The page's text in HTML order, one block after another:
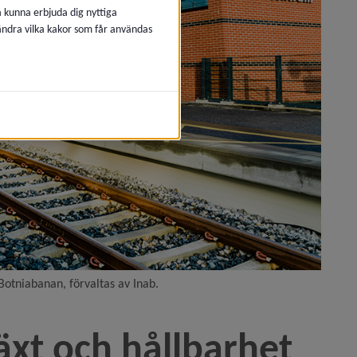
Umeå)
och utveckling)
förvaltas av Inab.
erbjuda dig nyttiga
vilka kakor som får användas